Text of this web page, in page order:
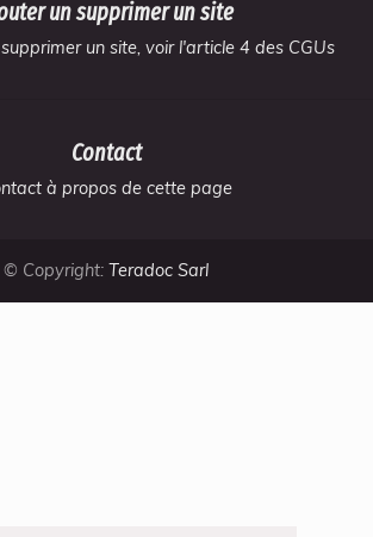
un supprimer un site
un site, voir l'article 4 des CGUs
Contact
à propos de cette page
© Copyright: Teradoc Sarl